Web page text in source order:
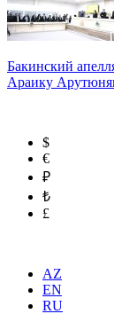
Бакинский
Араику
$
€
₽
₺
£
AZ
EN
RU